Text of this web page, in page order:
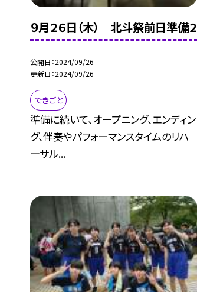
９月２６日（木） 北斗祭前日準備２
公開日 2024/09/26
更新日 2024/09/26
できごと
準備に続いて、オープニング、エンディン
グ、伴奏やパフォーマンスタイムのリハ
ーサル...